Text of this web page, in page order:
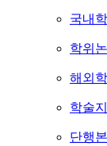
국내
학위
해외
학술지
단행본